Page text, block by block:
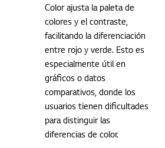
Color ajusta la paleta de
colores y el contraste,
facilitando la diferenciación
entre rojo y verde. Esto es
especialmente útil en
gráficos o datos
comparativos, donde los
usuarios tienen dificultades
para distinguir las
diferencias de color.